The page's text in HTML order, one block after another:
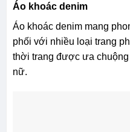
Áo khoác denim
Áo khoác denim mang
phối với nhiều loại trang
thời trang được ưa
nữ.